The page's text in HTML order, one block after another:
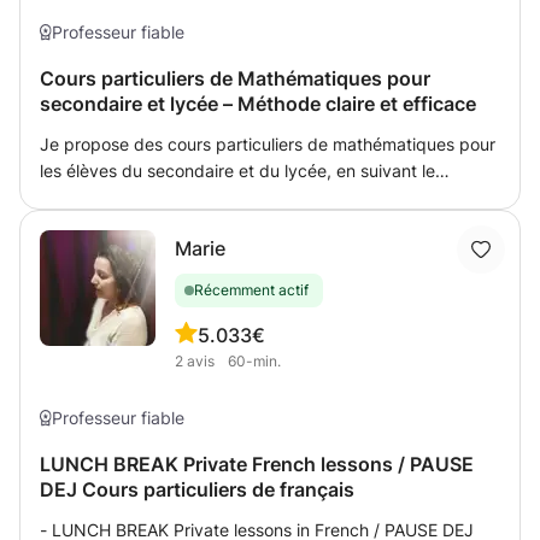
Professeur fiable
Cours particuliers de Mathématiques pour
secondaire et lycée – Méthode claire et efficace
Je propose des cours particuliers de mathématiques pour
les élèves du secondaire et du lycée, en suivant le
notions claires et accessibles. Nous travaillons notamment
l’analyse de fonctions, les suites, les probabilités et le
raisonnement mathématique. Je mets l’accent sur la
méthodologie et la rédaction claire des exercices pour
que l’élève puisse maximiser ses points aux contrôles et
de l’élève. J’explique la matière de manière simple et
exemples concrets, afin d’aider l’élève à mieux
comprendre, reprendre confiance et progresser
Marie
Récemment actif
5.0
2 avis
33€
60-min.
Professeur fiable
LUNCH BREAK Private French lessons / PAUSE
DEJ Cours particuliers de français
- LUNCH BREAK Private lessons in French / PAUSE DEJ